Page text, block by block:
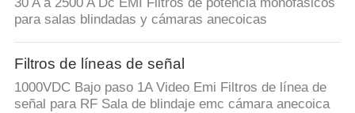
CONTROL
DE
CALIDAD
Reserved.
para salas blindadas y cámaras anecoicas
Filtros de líneas de señal
1000VDC Bajo paso 1A Video Emi Filtros de línea de
señal para RF Sala de blindaje emc cámara anecoica